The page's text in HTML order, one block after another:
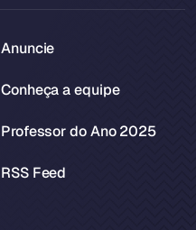
Anuncie
Conheça a equipe
Professor do Ano 2025
RSS Feed